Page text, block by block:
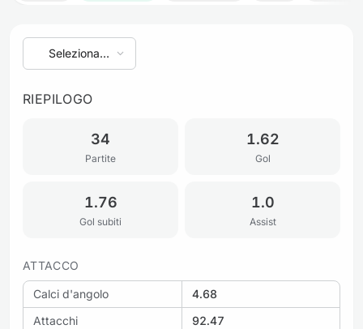
Seleziona
stagione
RIEPILOGO
34
Partite
1.62
Gol
1.76
Gol subiti
1.0
Assist
ATTACCO
Calci d'angolo
4.68
Attacchi
92.47